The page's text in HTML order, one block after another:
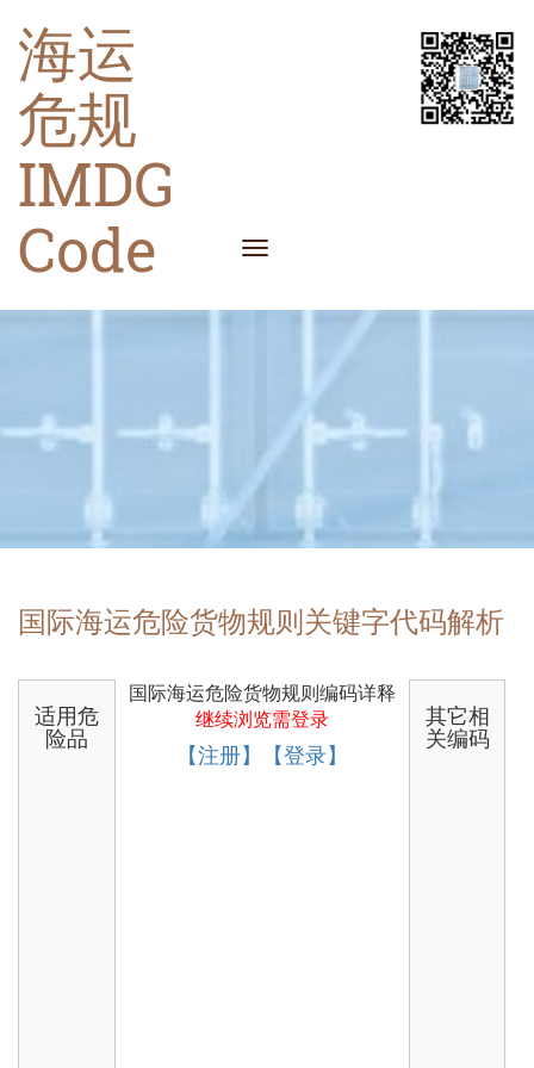
海运
危规
IMDG
Code
国际海运危险货物规则关键字代码解析
适用危
险品
国际海运危险货物规则编码详释
继续浏览需登录
【注册】【登录】
其它相
关编码